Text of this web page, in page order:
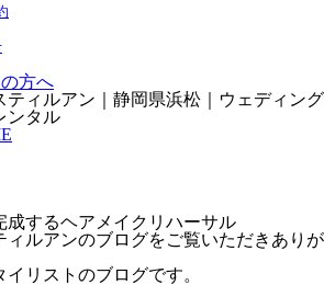
方へ
ティルアン｜静岡県浜松｜ウェディング
ンタル
成するヘアメイクリハーサル
ィルアンのブログをご覧いただきありが
リストのブログです。